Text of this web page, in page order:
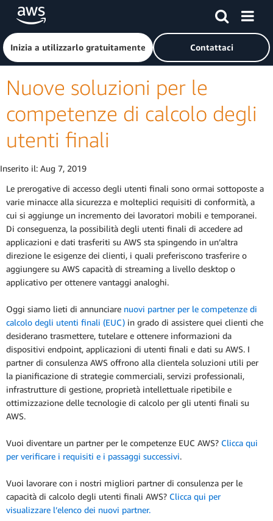
Passa al contenuto principale
Fai clic qui per tornare alla home page di Amazon Web
Inizia a utilizzarlo gratuitamente Contattaci
Nuove soluzioni per le
competenze di calcolo degli
utenti finali
Inserito il: Aug 7, 2019
Le prerogative di accesso degli utenti finali sono ormai sottoposte a
varie minacce alla sicurezza e molteplici requisiti di conformità, a
cui si aggiunge un incremento dei lavoratori mobili e temporanei.
Di conseguenza, la possibilità degli utenti finali di accedere ad
applicazioni e dati trasferiti su AWS sta spingendo in un’altra
direzione le esigenze dei clienti, i quali preferiscono trasferire o
aggiungere su AWS capacità di streaming a livello desktop o
applicativo per ottenere vantaggi analoghi.
Oggi siamo lieti di annunciare nuovi partner per le competenze di
calcolo degli utenti finali (EUC) in grado di assistere quei clienti che
desiderano trasmettere, tutelare e ottenere informazioni da
dispositivi endpoint, applicazioni di utenti finali e dati su AWS. I
partner di consulenza AWS offrono alla clientela soluzioni utili per
la pianificazione di strategie commerciali, servizi professionali,
infrastrutture di gestione, proprietà intellettuale ripetibile e
ottimizzazione delle tecnologie di calcolo per gli utenti finali su
AWS.
Vuoi diventare un partner per le competenze EUC AWS? Clicca qui
per verificare i requisiti e i passaggi successivi.
Vuoi lavorare con i nostri migliori partner di consulenza per le
capacità di calcolo degli utenti finali AWS? Clicca qui per
visualizzare l’elenco dei nuovi partner.